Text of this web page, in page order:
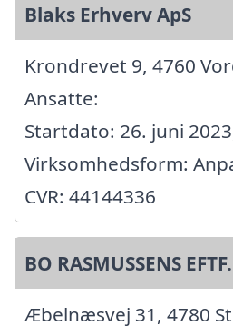
Blaks Erhverv ApS
Krondrevet 9, 4760
Ansatte:
Startdato: 26. juni
Virksomhedsform:
CVR: 44144336
BO RASMUSSENS
Æbelnæsvej 31, 4780